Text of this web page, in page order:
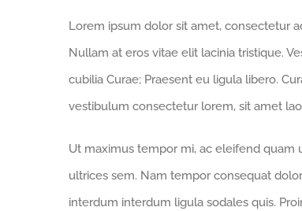
Lorem ipsum dolor sit amet, consectetur
Nullam at eros vitae elit lacinia tristique.
cubilia Curae; Praesent eu ligula libero.
vestibulum consectetur lorem, sit amet
Ut maximus tempor mi, ac eleifend quam
ultrices sem. Nam tempor consequat
interdum interdum ligula sodales quis.